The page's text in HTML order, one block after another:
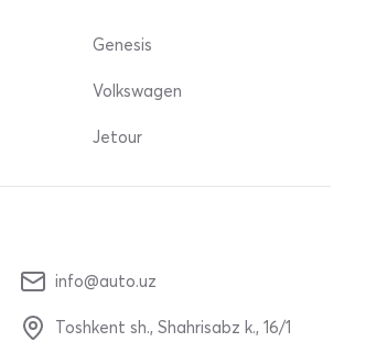
Genesis
Volkswagen
Jetour
info@auto.uz
Toshkent sh., Shahrisabz k., 16/1